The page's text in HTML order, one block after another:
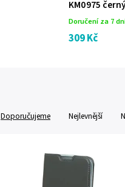
KM0975
Doručení za 7
309 Kč
Doporučujeme Nejlevnější